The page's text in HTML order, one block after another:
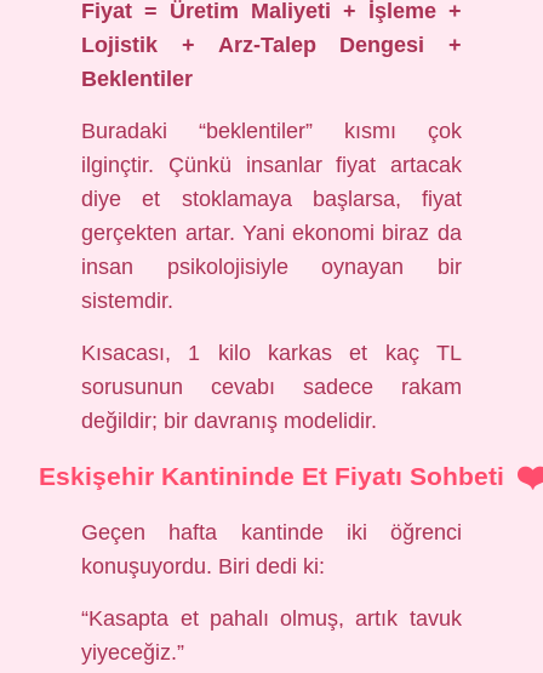
Fiyat = Üretim Maliyeti + İşleme +
Lojistik + Arz-Talep Dengesi +
Beklentiler
Buradaki “beklentiler” kısmı çok
ilginçtir. Çünkü insanlar fiyat artacak
diye et stoklamaya başlarsa, fiyat
gerçekten artar. Yani ekonomi biraz da
insan psikolojisiyle oynayan bir
sistemdir.
Kısacası, 1 kilo karkas et kaç TL
sorusunun cevabı sadece rakam
değildir; bir davranış modelidir.
Eskişehir Kantininde Et Fiyatı Sohbeti
Geçen hafta kantinde iki öğrenci
konuşuyordu. Biri dedi ki:
“Kasapta et pahalı olmuş, artık tavuk
yiyeceğiz.”